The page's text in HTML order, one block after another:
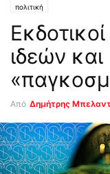
πολιτική
ιδεών και
Από Δημήτρης